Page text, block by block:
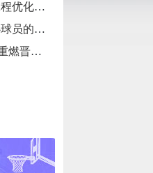
球场降温喷雾系统：覆盖半径的工程优化策略
**角色权重革命：2026世界杯核心球员的战术职能重塑**
C罗点射定乾坤，葡萄牙逆风翻盘重燃晋级希望